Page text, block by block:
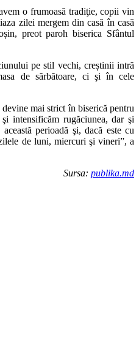
o frumoasă tradiţie, copii vin
zilei mergem din casă în casă
preot paroh biserica Sfântul
pe stil vechi, creștinii intră
de sărbătoare, ci şi în cele
mai strict în biserică pentru
intensificăm rugăciunea, dar şi
perioadă şi, dacă este cu
de luni, miercuri şi vineri”, a
Sursa: publika.md